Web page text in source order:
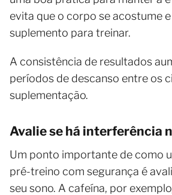
evita que o corpo se acostume
suplemento para treinar.
A consistência de resultados
períodos de descanso entre os
suplementação.
Avalie se há interferência
Um ponto importante de como
pré-treino com segurança é
seu sono. A cafeína, por